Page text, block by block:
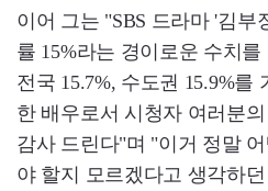
이어 그는 "SBS 드라마 '김부
률 15%라는 경이로운 수치
전국 15.7%, 수도권 15.9%를
한 배우로서 시청자 여러분
감사 드린다"며 "이거 정말
야 할지 모르겠다고 생각하